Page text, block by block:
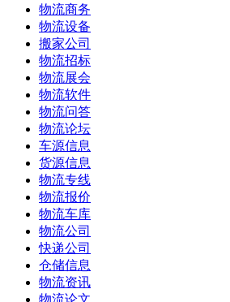
物流商务
物流设备
搬家公司
物流招标
物流展会
物流软件
物流问答
物流论坛
车源信息
货源信息
物流专线
物流报价
物流车库
物流公司
快递公司
仓储信息
物流资讯
物流论文